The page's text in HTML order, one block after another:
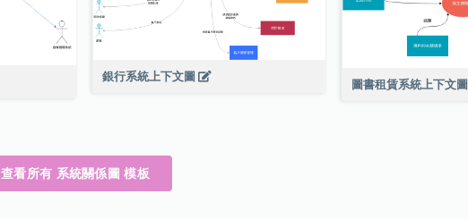
銀行系統上下文圖 圖書租賃系統上下文圖
查看所有 系統關係圖 模板